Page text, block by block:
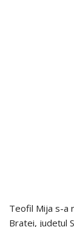
Teofil Mija s-a
Bratei, judeţul